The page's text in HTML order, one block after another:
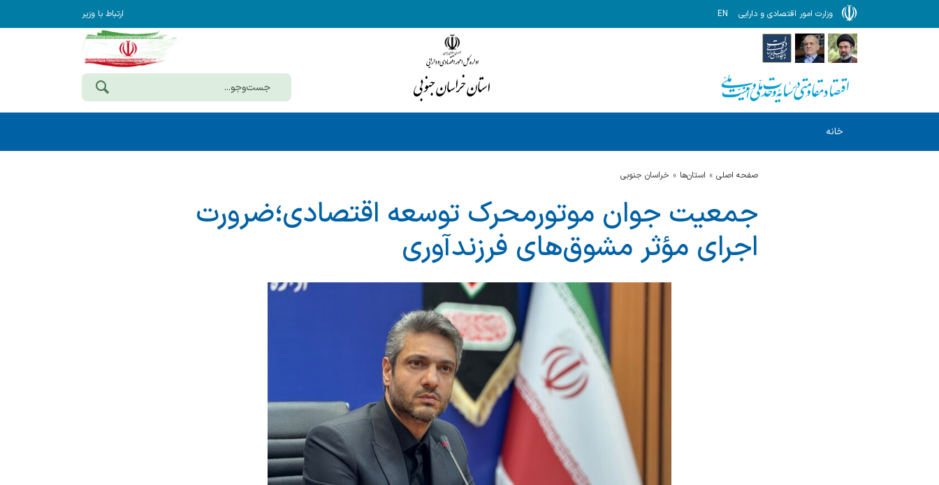
وزارت امور اقتصادی و دارایی EN ارتباط با وزیر
خانه
صفحه اصلی استان‌ها خراسان جنوبي
جمعیت جوان موتورمحرک توسعه اقتصادی؛ضرورت
اجرای مؤثر مشوق‌های فرزندآوری